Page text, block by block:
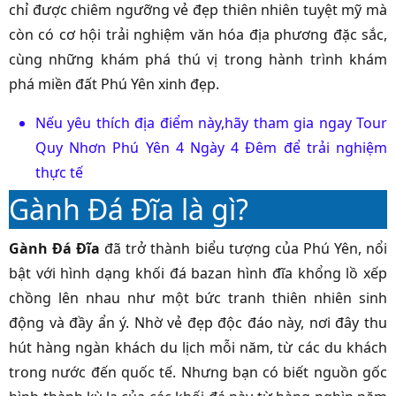
chỉ được chiêm ngưỡng vẻ đẹp thiên nhiên tuyệt mỹ mà
còn có cơ hội trải nghiệm văn hóa địa phương đặc sắc,
cùng những khám phá thú vị trong hành trình khám
phá miền đất Phú Yên xinh đẹp.
Nếu yêu thích địa điểm này,hãy tham gia ngay Tour
Quy Nhơn Phú Yên 4 Ngày 4 Đêm để trải nghiệm
thực tế
Gành Đá Đĩa là gì?
Gành Đá Đĩa đã trở thành biểu tượng của Phú Yên, nổi
bật với hình dạng khối đá bazan hình đĩa khổng lồ xếp
chồng lên nhau như một bức tranh thiên nhiên sinh
động và đầy ẩn ý. Nhờ vẻ đẹp độc đáo này, nơi đây thu
hút hàng ngàn khách du lịch mỗi năm, từ các du khách
trong nước đến quốc tế. Nhưng bạn có biết nguồn gốc